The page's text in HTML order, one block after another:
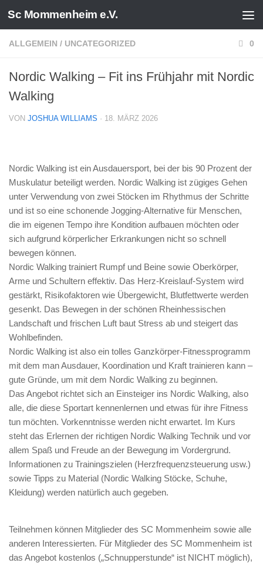
Zum Inhalt springen
Sc Mommenheim e.V.
ALLGEMEIN / UNCATEGORIZED 0
Nordic Walking – Fit ins Frühjahr mit Nordic
Walking
VON JOSHUA WILLIAMS · 18. MÄRZ 2026
Nordic Walking ist ein Ausdauersport, bei der bis 90 Prozent der
Muskulatur beteiligt werden. Nordic Walking ist zügiges Gehen
unter Verwendung von zwei Stöcken im Rhythmus der Schritte
und ist so eine schonende Jogging-Alternative für Menschen,
die im eigenen Tempo ihre Kondition aufbauen möchten oder
sich aufgrund körperlicher Erkrankungen nicht so schnell
bewegen können.
Nordic Walking trainiert Rumpf und Beine sowie Oberkörper,
Arme und Schultern effektiv. Das Herz-Kreislauf-System wird
gestärkt, Risikofaktoren wie Übergewicht, Blutfettwerte werden
gesenkt. Das Bewegen in der schönen Rheinhessischen
Landschaft und frischen Luft baut Stress ab und steigert das
Wohlbefinden.
Nordic Walking ist also ein tolles Ganzkörper-Fitnessprogramm
mit dem man Ausdauer, Koordination und Kraft trainieren kann –
gute Gründe, um mit dem Nordic Walking zu beginnen.
Das Angebot richtet sich an Einsteiger ins Nordic Walking, also
alle, die diese Sportart kennenlernen und etwas für ihre Fitness
tun möchten. Vorkenntnisse werden nicht erwartet. Im Kurs
steht das Erlernen der richtigen Nordic Walking Technik und vor
allem Spaß und Freude an der Bewegung im Vordergrund.
Informationen zu Trainingszielen (Herzfrequenzsteuerung usw.)
sowie Tipps zu Material (Nordic Walking Stöcke, Schuhe,
Kleidung) werden natürlich auch gegeben.
Teilnehmen können Mitglieder des SC Mommenheim sowie alle
anderen Interessierten. Für Mitglieder des SC Mommenheim ist
das Angebot kostenlos („Schnupperstunde“ ist NICHT möglich),